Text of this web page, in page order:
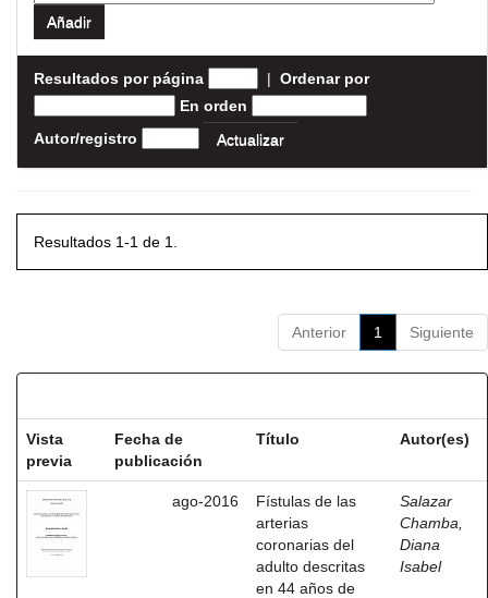
Resultados por página | Ordenar por
En orden
Autor/registro
Resultados 1-1 de 1.
Anterior 1 Siguiente
Vista
previa
Fecha de
publicación
Título Autor(es)
ago-2016
Fístulas de las
arterias
coronarias del
adulto descritas
en 44 años de
Salazar
Chamba,
Diana
Isabel